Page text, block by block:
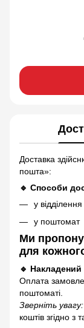
Доставка
пошта»:
🔹 Способи
у відділення
у поштомат
Ми
для
🔹
Оплата
поштоматі.
Зверніть увагу:
коштів згідно